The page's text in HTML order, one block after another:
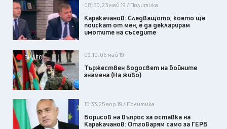
08:50, 23 май 19 / Политика
Каракачанов: Следващото, което ще
поискат от мен, е да декларирам
имотите на съседите
ВИДЕО 09:10, 06 май 19
Тържествен водосвет на бойните
знамена (На живо)
15:33, 25 апр 19 / Политика
Борисов на въпрос за оставка на
Каракачанов: Отговарям само за ГЕРБ